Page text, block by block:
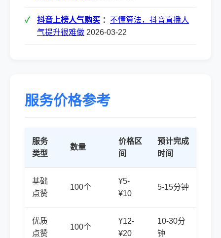
抖音上榜人气购买 ： 不懂算法，抖音直播人
气提升很难做 2026-03-22
服务价格参考
服务
类型
数量
价格区
间
预计完成
时间
基础
点赞
100个
¥5-
¥10
5-15分钟
优质
点赞
100个
¥12-
¥20
10-30分
钟